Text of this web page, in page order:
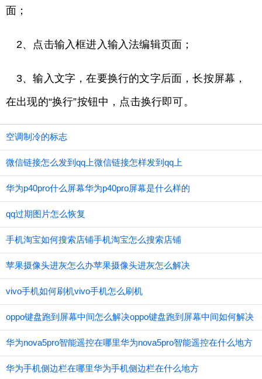
面；
2、点击输入框进入输入法编辑页面；
3、输入文字，在要换行的文字后面，长按屏幕，
在出现的“换行”按钮中，点击换行即可。
空调制冷的标志
微信链接怎么发到qq上微信链接怎样发到qq上
华为p40pro什么屏幕华为p40pro屏幕是什么样的
qq过期图片怎么恢复
手机淘宝如何搜索店铺手机淘宝怎么搜索店铺
苹果摄像头进灰怎么办苹果摄像头进灰怎么解决
vivo手机如何刷机vivo手机怎么刷机
oppo键盘跑到屏幕中间怎么解决oppo键盘跑到屏幕中间如何解决
华为nova5pro智能遥控在哪里华为nova5pro智能遥控在什么地方
华为手机侧边栏在哪里华为手机侧边栏在什么地方